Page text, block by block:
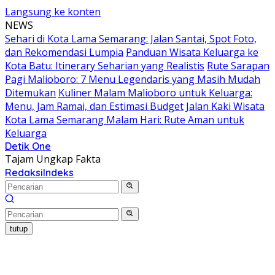
Langsung ke konten
NEWS
Sehari di Kota Lama Semarang: Jalan Santai, Spot Foto,
dan Rekomendasi Lumpia Panduan Wisata Keluarga ke
Kota Batu: Itinerary Seharian yang Realistis Rute Sarapan
Pagi Malioboro: 7 Menu Legendaris yang Masih Mudah
Ditemukan Kuliner Malam Malioboro untuk Keluarga:
Menu, Jam Ramai, dan Estimasi Budget Jalan Kaki Wisata
Kota Lama Semarang Malam Hari: Rute Aman untuk
Keluarga
Detik One
Tajam Ungkap Fakta
RedaksiIndeks
tutup